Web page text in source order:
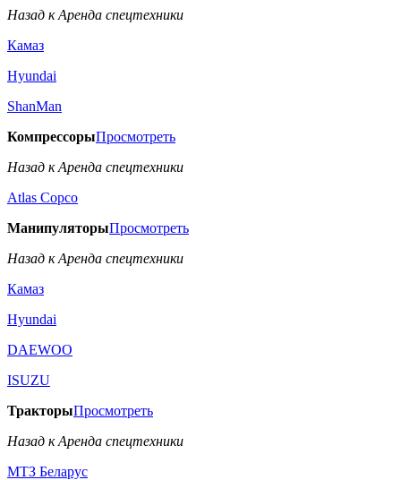
Назад к Аренда спецтехники
Камаз
Hyundai
ShanMan
КомпрессорыПросмотреть
Назад к Аренда спецтехники
Аtlas Copco
МанипуляторыПросмотреть
Назад к Аренда спецтехники
Камаз
Hyundai
DAEWOO
ISUZU
ТракторыПросмотреть
Назад к Аренда спецтехники
МТЗ Беларус